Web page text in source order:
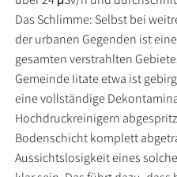
Das Schlimme: Selbst bei
der urbanen Gegenden ist
gesamten verstrahlten
Gemeinde Iitate etwa ist
eine vollständige
Hochdruckreinigern
Bodenschicht komplett
Aussichtslosigkeit eines